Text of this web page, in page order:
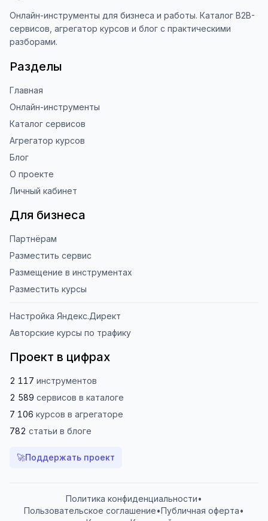
Благодарю за доверие и
использование ToolFox! 🚀
Онлайн-инструменты для бизнеса и работы. Каталог B2B-
сервисов, агрегатор курсов и блог с практическими
разборами.
Разделы
Главная
Онлайн-инструменты
Каталог сервисов
Агрегатор курсов
Блог
О проекте
Личный кабинет
Для бизнеса
Партнёрам
Разместить сервис
Размещение в инструментах
Разместить курсы
Настройка Яндекс.Директ
Авторские курсы по трафику
Проект в цифрах
2 117 инструментов
2 589 сервисов в каталоге
7 106 курсов в агрегаторе
782 статьи в блоге
🚀Поддержать проект
Политика конфиденциальности•
Пользовательское соглашение•Публичная оферта•